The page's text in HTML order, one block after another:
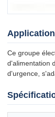
Ce groupe
d'alimentation
d'urgence,